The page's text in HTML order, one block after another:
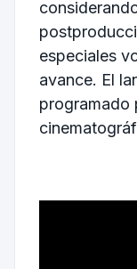
especiales
avance. El
programado